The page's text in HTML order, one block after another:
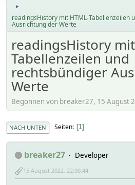
►
readingsHistory mit HTML-Tabellenzeilen
Ausrichtung der Werte
readingsHistory
Tabellenzeilen und
rechtsbündiger
Werte
Begonnen von breaker27, 15 August
NACH UNTEN Seiten 1
breaker27 Developer
15 August 2022, 22:00:44